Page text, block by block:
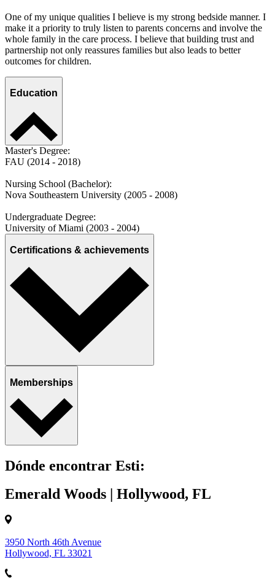
One of my unique qualities I believe is my strong bedside manner. I
make it a priority to truly listen to parents concerns and involve the
whole family in the care process. I believe that building trust and
partnership not only reassures families but also leads to better
outcomes for children.
Education
Master's Degree:
FAU (2014 - 2018)
Nursing School (Bachelor):
Nova Southeastern University (2005 - 2008)
Undergraduate Degree:
University of Miami (2003 - 2004)
Certifications & achievements
Memberships
Dónde encontrar Esti:
Emerald Woods | Hollywood, FL
3950 North 46th Avenue
Hollywood, FL 33021